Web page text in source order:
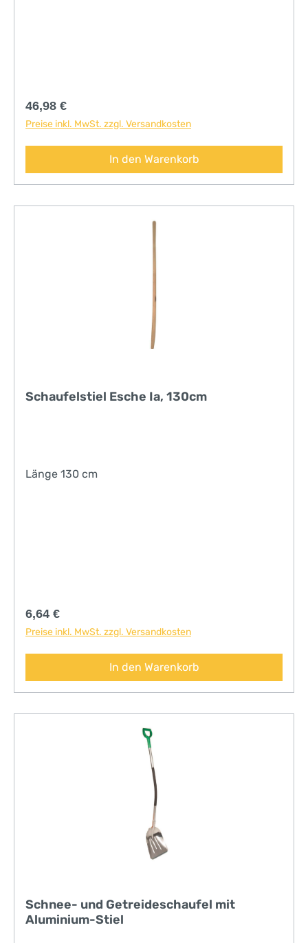
Regulärer Preis:
46,98 €
Preise inkl. MwSt. zzgl. Versandkosten
In den Warenkorb
Schaufelstiel Esche Ia, 130cm
Länge 130 cm
Regulärer Preis:
6,64 €
Preise inkl. MwSt. zzgl. Versandkosten
In den Warenkorb
Schnee- und Getreideschaufel mit
Aluminium-Stiel